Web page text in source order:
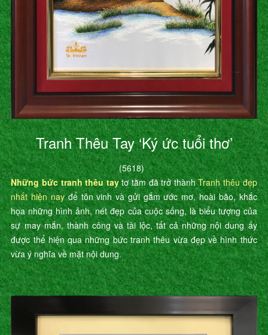
Tranh Thêu Tay ‘Ký ức tuổi thơ’
(5618)
Những bức tranh thêu taytơ tằm đã trở thànhTranh thêu đẹp
nhất hiện nayđể tôn vinh và gửi gắm ước mơ, hoài bão, khắc
họa những hình ảnh, nét đẹp của cuộc sống, là biểu tượng của
sự may mắn, thành công và tài lộc, tất cả những nội dung ấy
được thể hiện qua những bức tranh thêu vừa đẹp về hình thức
vừa ý nghĩa về mặt nội dung.